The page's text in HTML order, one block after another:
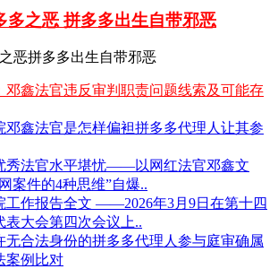
多之恶 拼多多出生自带邪恶
恶拼多多出生自带邪恶
邓鑫法官违反审判职责问题线索及可能存
邓鑫法官是怎样偏袒拼多多代理人让其参
秀法官水平堪忧——以网红法官邓鑫文
案件的4种思维”自爆..
工作报告全文 ——2026年3月9日在第十四
表大会第四次会议上..
无合法身份的拼多多代理人参与庭审确属
案例比对